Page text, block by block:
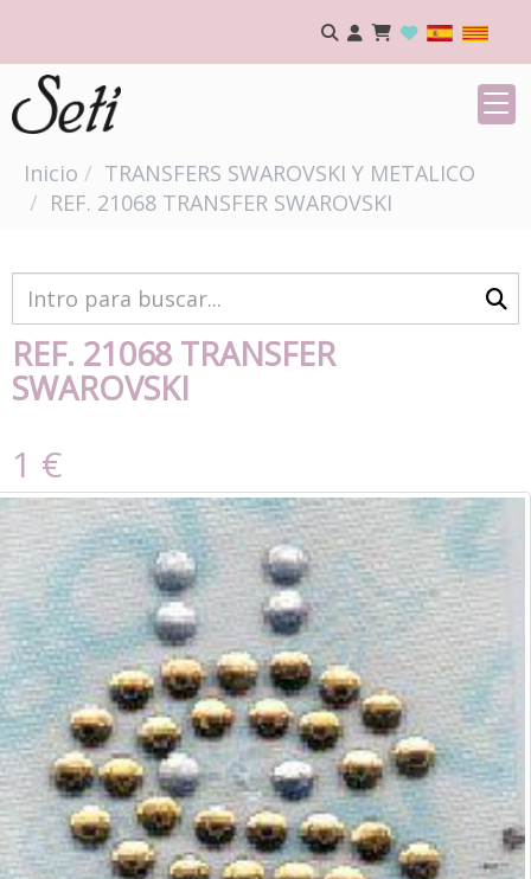
Inicio
TRANSFERS SWAROVSKI Y METALICO
REF. 21068 TRANSFER SWAROVSKI
REF. 21068 TRANSFER
SWAROVSKI
1 €